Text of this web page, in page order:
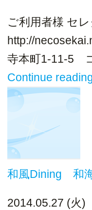
ご利用者様 セ
http://
寺本町1-11-5
Continue
和風Dining 和
2014.05.27 (火)